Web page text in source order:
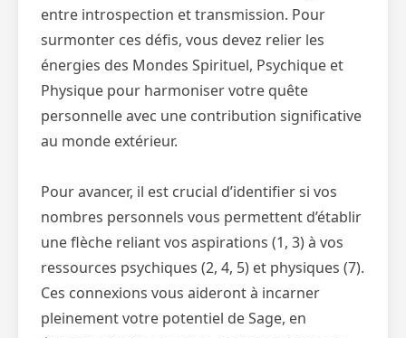
entre introspection et transmission. Pour
surmonter ces défis, vous devez relier les
énergies des Mondes Spirituel, Psychique et
Physique pour harmoniser votre quête
personnelle avec une contribution significative
au monde extérieur.
Pour avancer, il est crucial d’identifier si vos
nombres personnels vous permettent d’établir
une flèche reliant vos aspirations (1, 3) à vos
ressources psychiques (2, 4, 5) et physiques (7).
Ces connexions vous aideront à incarner
pleinement votre potentiel de Sage, en